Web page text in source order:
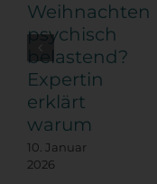
Weihnachten
psychisch
belastend?
Expertin
erklärt
warum
10. Januar
2026